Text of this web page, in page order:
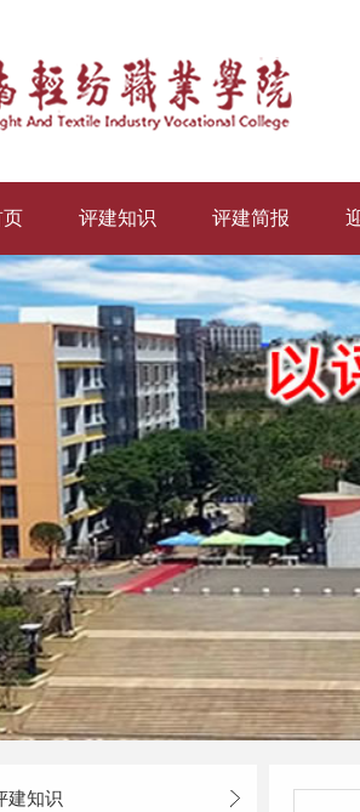
页 评建知识 评建简报
建知识